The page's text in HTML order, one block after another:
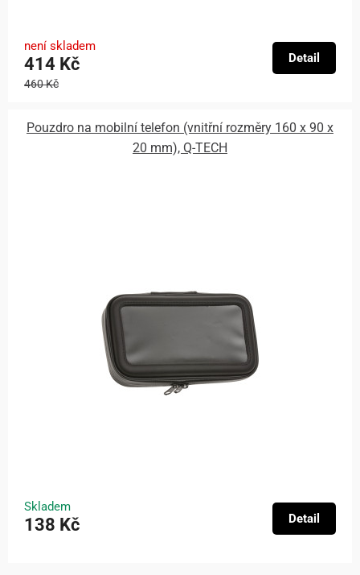
není skladem
414 Kč
460 Kč
Detail
Pouzdro na mobilní telefon (vnitřní rozměry 160 x 90 x
20 mm), Q-TECH
Skladem
138 Kč Detail